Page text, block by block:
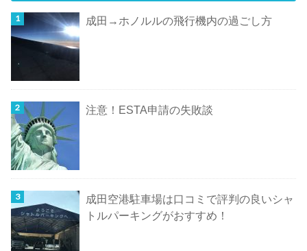
成田→ホノルルの飛行機内の過ごし方
注意！ESTA申請の失敗談
成田空港駐車場は口コミで評判の良いシャ
トルパーキングがおすすめ！